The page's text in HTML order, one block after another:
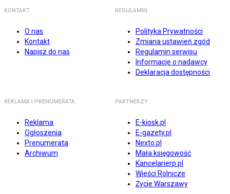
KONTAKT
O nas
Kontakt
Napisz do nas
REGULAMIN
Polityka Prywatności
Zmiana ustawień zgód
Regulamin serwisu
Informacje o nadawcy
Deklaracja dostępności
REKLAMA I PRENUMERATA
Reklama
Ogłoszenia
Prenumerata
Archiwum
PARTNERZY
E-kiosk.pl
E-gazety.pl
Nexto.pl
Mała księgowość
Kancelarierp.pl
Wieści Rolnicze
Życie Warszawy